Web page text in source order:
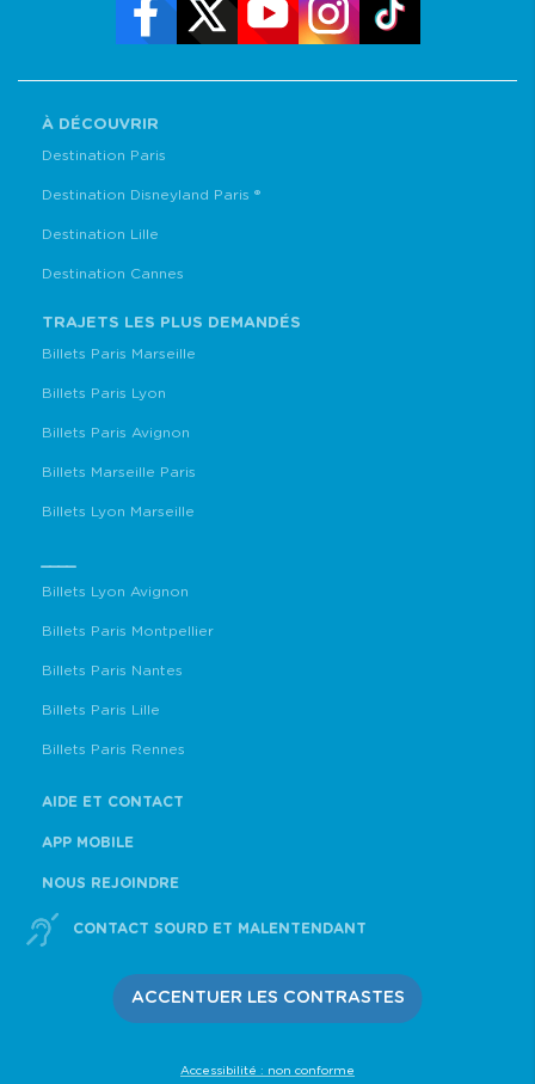
À DÉCOUVRIR
Destination Paris
Destination Disneyland Paris ®
Destination Lille
Destination Cannes
TRAJETS LES PLUS DEMANDÉS
Billets Paris Marseille
Billets Paris Lyon
Billets Paris Avignon
Billets Marseille Paris
Billets Lyon Marseille
Billets Lyon Avignon
Billets Paris Montpellier
Billets Paris Nantes
Billets Paris Lille
Billets Paris Rennes
AIDE ET CONTACT
APP MOBILE
NOUS REJOINDRE
CONTACT SOURD ET MALENTENDANT
ACCENTUER LES CONTRASTES
Accessibilité : non conforme